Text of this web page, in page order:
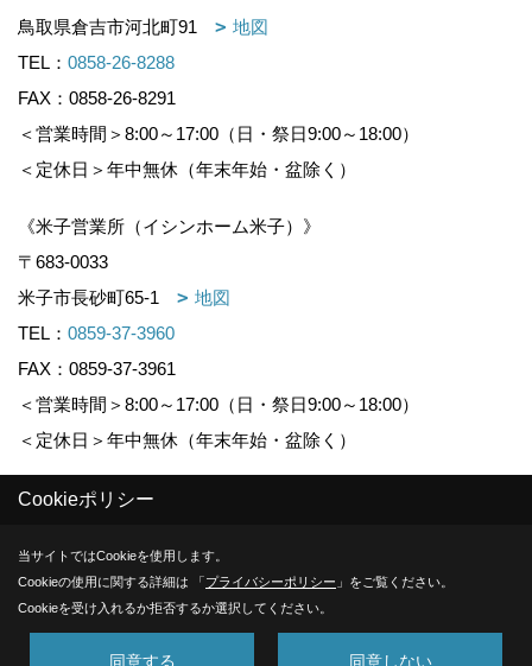
鳥取県倉吉市河北町91
地図
TEL： 0858-26-8288
FAX：0858-26-8291
＜営業時間＞8:00～17:00（日・祭日9:00～18:00）
＜定休日＞年中無休（年末年始・盆除く）
《米子営業所（イシンホーム米子）》
〒683-0033
米子市長砂町65-1
地図
TEL： 0859-37-3960
FAX：0859-37-3961
＜営業時間＞8:00～17:00（日・祭日9:00～18:00）
＜定休日＞年中無休（年末年始・盆除く）
Produced byゴデスクリエイト
Cookieポリシー
当サイトではCookieを使用します。
Cookieの使用に関する詳細は 「プライバシーポリシー 」をご覧ください。
Cookieを受け入れるか拒否するか選択してください。
同意する 同意しない